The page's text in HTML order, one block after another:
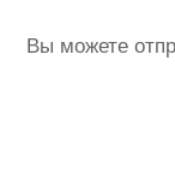
Вы можете